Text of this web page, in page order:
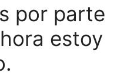
por parte
estoy